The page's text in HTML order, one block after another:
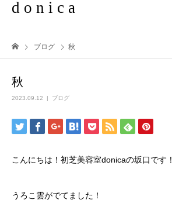
d o n i c a
ブログ 秋
秋
2023.09.12 ブログ
こんにちは！初芝美容室donicaの坂口です！
うろこ雲がでてました！